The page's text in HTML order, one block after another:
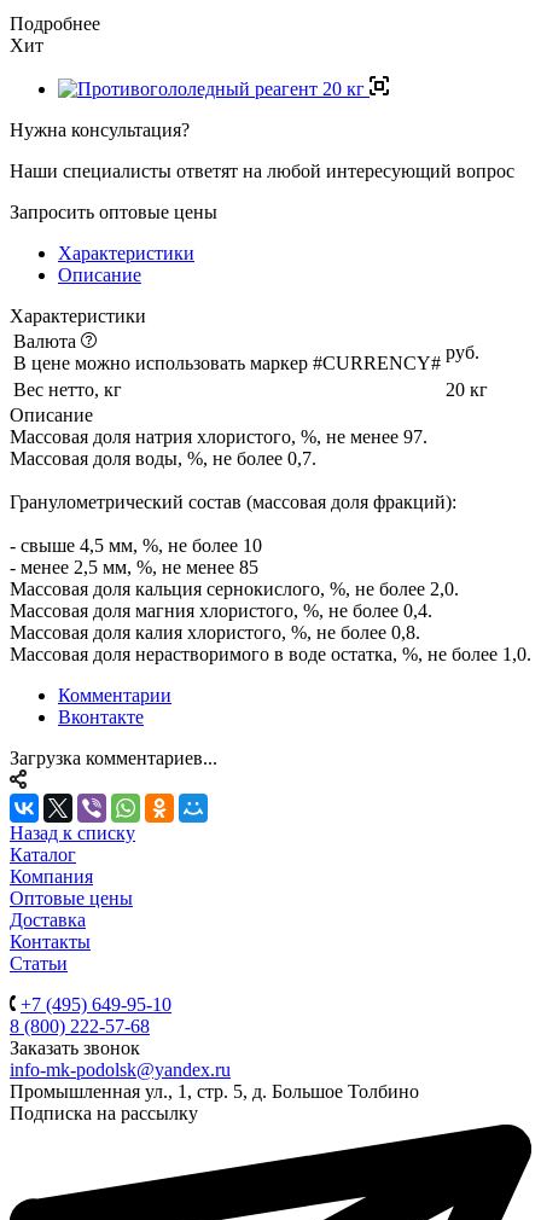
Подробнее
Хит
Нужна консультация?
Наши специалисты ответят на любой интересующий вопрос
Запросить оптовые цены
Характеристики
Описание
Характеристики
Валюта
В цене можно использовать маркер #CURRENCY#
руб.
Вес нетто, кг
20 кг
Описание
Массовая доля натрия хлористого, %, не менее 97.
Массовая доля воды, %, не более 0,7.
Гранулометрический состав (массовая доля фракций):
- свыше 4,5 мм, %, не более 10
- менее 2,5 мм, %, не менее 85
Массовая доля кальция сернокислого, %, не более 2,0.
Массовая доля магния хлористого, %, не более 0,4.
Массовая доля калия хлористого, %, не более 0,8.
Массовая доля нерастворимого в воде остатка, %, не более 1,0.
Комментарии
Вконтакте
Загрузка комментариев...
Назад к списку
Каталог
Компания
Оптовые цены
Доставка
Контакты
Статьи
+7 (495) 649-95-10
8 (800) 222-57-68
Заказать звонок
info-mk-podolsk@yandex.ru
Промышленная ул., 1, стр. 5, д. Большое Толбино
Подписка на рассылку